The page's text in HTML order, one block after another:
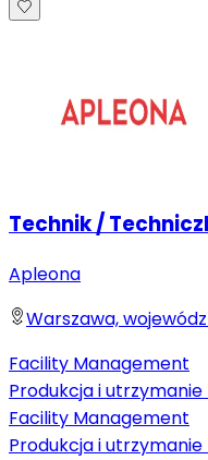
Technik /
Apleona
Warszawa,
Facility Management
Produkcja i
Facility Management
Produkcja i